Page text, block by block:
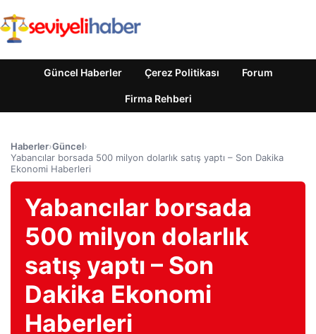
Güncel Haberler Çerez Politikası Forum
Firma Rehberi
Haberler›Güncel›
Yabancılar borsada 500 milyon dolarlık satış yaptı – Son Dakika
Ekonomi Haberleri
Yabancılar borsada
500 milyon dolarlık
satış yaptı – Son
Dakika Ekonomi
Haberleri